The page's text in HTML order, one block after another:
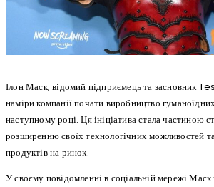
Ілон Маск, відомий підприємець та засновник
наміри компанії почати виробництво
наступному році. Ця ініціатива стала частиною
розширенню своїх технологічних можливостей
продуктів на ринок.
У своєму повідомленні в соціальній мережі